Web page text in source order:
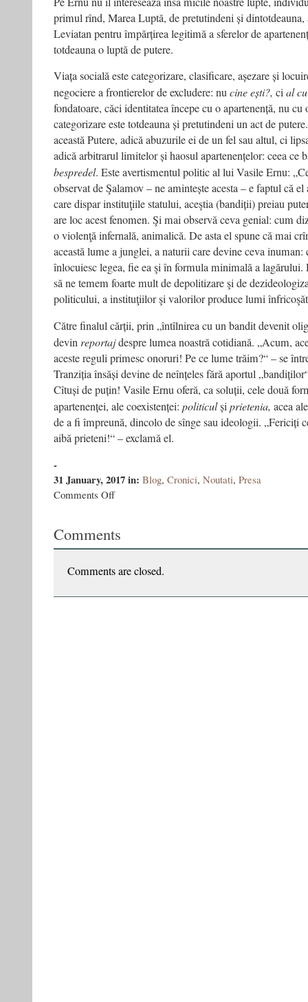
primul rînd, Marea Luptă, de pretutindeni și
Leviatan pentru împărțirea legitimă a sferelor de
totdeauna o luptă de putere.
Viața socială este categorizare, clasificare, așezare și
negociere a frontierelor de excludere: nucine ești?, cial
fondatoare, căci identitatea începe cu o apartenență, nu cu
categorizare este totdeauna și pretutindeni un act de
această Putere, adică abuzurile ei de un fel sau altul, ci
adică arbitrarul limitelor și haosul apartenențelor: ceea ce
bespredel. Este avertismentul politic al lui Vasile Ernu:
observat de Şalamov – ne amintește acesta – e faptul că
care dispar instituţiile statului, aceştia (bandiții) preiau
are loc acest fenomen. Şi mai observă ceva genial: cum
o violenţă infernală, animalică. De asta el spune că mai
această lume a junglei, a naturii care devine ceva
înlocuiesc legea, fie ea şi în formula minimală a lagărului.
să ne temem foarte mult de depolitizare şi de
politicului, a instituţiilor şi valorilor produce lumi
Către finalul cărții, prin „întîlnirea cu un bandit devenit
devin reportajdespre lumea noastră cotidiană. „Acum,
aceste reguli primesc onoruri! Pe ce lume trăim?“ – se
Tranziția însăși devine de neînțeles fără aportul
Cîtuși de puțin! Vasile Ernu oferă, ca soluții, cele două
apartenenței, ale coexistenței: politiculșiprietenia, acea
de a fi împreună, dincolo de sînge sau ideologii. „Fericiți
aibă prieteni!“ – exclamă el.
-
31 January, 2017in: Blog, Cronici, Noutati, Presa
Comments Offon
de
Comments
Comments are closed.